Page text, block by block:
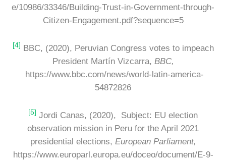
e/10986/33346/Building-Trust-in-Government-through-
Citizen-Engagement.pdf?sequence=5
[4] BBC, (2020), Peruvian Congress votes to impeach
President Martín Vizcarra, BBC,
https://www.bbc.com/news/world-latin-america-
54872826
[5] Jordi Canas, (2020), Subject: EU election
observation mission in Peru for the April 2021
presidential elections, European Parliament,
https://www.europarl.europa.eu/doceo/document/E-9-